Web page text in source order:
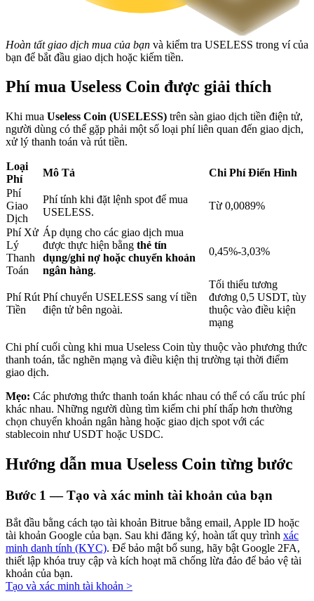
Khóa BTR
Khoản vay
Dịch vụ vay được hỗ trợ bằng tiền điện tử
Đầu tư cố định và quản lý tài chính
Tận hưởng việc quản lý tài chính hiện tại và thu nhập lâu dài
Staking 101
Tìm hiểu về kiếm thu nhập thụ động
Bitrue
AI
Hoàn tất giao dịch mua của bạn và kiểm tra USELESS trong ví của
bạn để bắt đầu giao dịch hoặc kiếm tiền.
Phí mua Useless Coin được giải thích
Khi mua Useless Coin (USELESS) trên sàn giao dịch tiền điện tử,
người dùng có thể gặp phải một số loại phí liên quan đến giao dịch,
xử lý thanh toán và rút tiền.
Loại
Phí
Mô Tả
Chi Phí Điển Hình
Phí
Giao
Dịch
Phí tính khi đặt lệnh spot để mua
USELESS.
Từ 0,0089%
Phí Xử
Lý
Thanh
Toán
Áp dụng cho các giao dịch mua
được thực hiện bằng thẻ tín
dụng/ghi nợ hoặc chuyển khoản
ngân hàng.
0,45%-3,03%
Phí Rút
Tiền
Phí chuyển USELESS sang ví tiền
điện tử bên ngoài.
Tối thiểu tương
đương 0,5 USDT, tùy
thuộc vào điều kiện
mạng
Chi phí cuối cùng khi mua Useless Coin tùy thuộc vào phương thức
thanh toán, tắc nghẽn mạng và điều kiện thị trường tại thời điểm
giao dịch.
Mẹo: Các phương thức thanh toán khác nhau có thể có cấu trúc phí
khác nhau. Những người dùng tìm kiếm chi phí thấp hơn thường
chọn chuyển khoản ngân hàng hoặc giao dịch spot với các
stablecoin như USDT hoặc USDC.
Hướng dẫn mua Useless Coin từng bước
Bước 1 —Tạo và xác minh tài khoản của bạn
Bắt đầu bằng cách tạo tài khoản Bitrue bằng email, Apple ID hoặc
tài khoản Google của bạn. Sau khi đăng ký, hoàn tất quy trình xác
minh danh tính (KYC). Để bảo mật bổ sung, hãy bật Google 2FA,
thiết lập khóa truy cập và kích hoạt mã chống lừa đảo để bảo vệ tài
khoản của bạn.
Tạo và xác minh tài khoản >